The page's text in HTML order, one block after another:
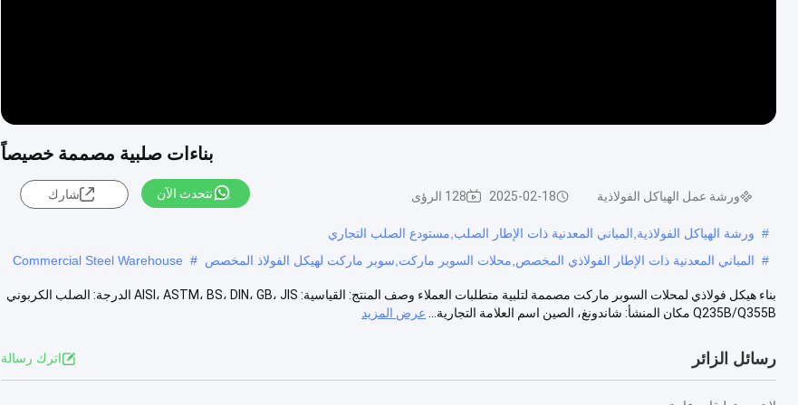
بناءات صلبية مصممة خصيصاً
ورشة عمل الهياكل الفولاذية 2025-02-18 128 الرؤى نتحدث الآن شارك
# ورشة الهياكل الفولاذية,المباني المعدنية ذات الإطار الصلب,مستودع الصلب التجاري
# المباني المعدنية ذات الإطار الفولاذي المخصص,محلات السوبر ماركت,سوبر ماركت لهيكل الفولاذ المخصص #
Commercial Steel Warehouse
بناء هيكل فولاذي لمحلات السوبر ماركت مصممة لتلبية متطلبات العملاء وصف المنتج: القياسية: AISI، ASTM، BS، DIN، GB، JIS الدرجة: الصلب الكربوني
Q235B/Q355B مكان المنشأ: شاندونغ، الصين اسم العلامة التجارية...
عرض المزيد
رسائل الزائر اترك رسالة